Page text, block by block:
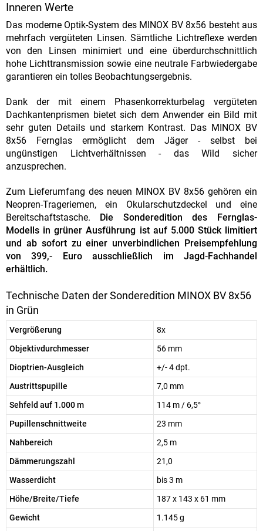
Inneren Werte
Das moderne Optik-System des MINOX BV 8x56 besteht aus
mehrfach vergüteten Linsen. Sämtliche Lichtreflexe werden
von den Linsen minimiert und eine überdurchschnittlich
hohe Lichttransmission sowie eine neutrale Farbwiedergabe
garantieren ein tolles Beobachtungsergebnis.
Dank der mit einem Phasenkorrekturbelag vergüteten
Dachkantenprismen bietet sich dem Anwender ein Bild mit
sehr guten Details und starkem Kontrast. Das MINOX BV
8x56 Fernglas ermöglicht dem Jäger - selbst bei
ungünstigen Lichtverhältnissen - das Wild sicher
anzusprechen.
Zum Lieferumfang des neuen MINOX BV 8x56 gehören ein
Neopren-Trageriemen, ein Okularschutzdeckel und eine
Bereitschaftstasche. Die Sonderedition des Fernglas-
Modells in grüner Ausführung ist auf 5.000 Stück limitiert
und ab sofort zu einer unverbindlichen Preisempfehlung
von 399,- Euro ausschließlich im Jagd-Fachhandel
erhältlich.
Technische Daten der Sonderedition MINOX BV 8x56
in Grün
Vergrößerung
8x
Objektivdurchmesser
56 mm
Dioptrien-Ausgleich
+/- 4 dpt.
Austrittspupille
7,0 mm
Sehfeld auf 1.000 m
114 m / 6,5°
Pupillenschnittweite
23 mm
Nahbereich
2,5 m
Dämmerungszahl
21,0
Wasserdicht
bis 3 m
Höhe/Breite/Tiefe
187 x 143 x 61 mm
Gewicht
1.145 g